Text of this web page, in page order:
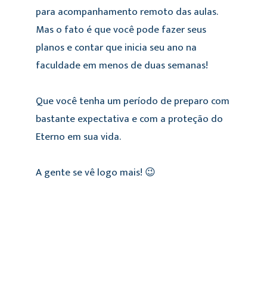
para acompanhamento remoto das aulas.
Mas o fato é que você pode fazer seus
planos e contar que inicia seu ano na
faculdade em menos de duas semanas!
Que você tenha um período de preparo com
bastante expectativa e com a proteção do
Eterno em sua vida.
A gente se vê logo mais! 😉